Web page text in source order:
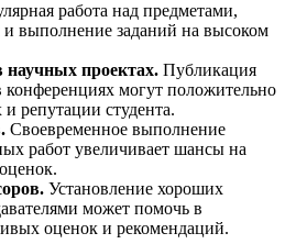
работа над предметами,
и выполнение заданий на высоком
научных проектах. Публикация
конференциях могут положительно
и репутации студента.
Своевременное выполнение
работ увеличивает шансы на
Установление хороших
может помочь в
оценок и рекомендаций.